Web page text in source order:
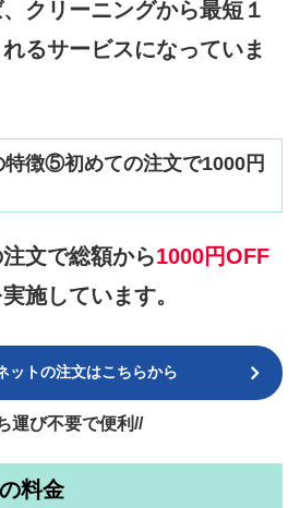
クリーニングから最短１
るサービスになっていま
特徴⑤初めての注文で1000円
文で総額から1000円OFF
施しています。
ットの注文はこちらから
運び不要で便利//
料金